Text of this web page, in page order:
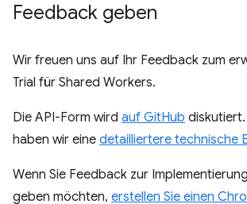
Feedback geben
Wir freuen uns auf Ihr Feedback zum
Trial für Shared Workers.
Die API-Form wird auf GitHub
haben wir eine detailliertere technische
Wenn Sie Feedback zur
geben möchten, erstellen Sie einen